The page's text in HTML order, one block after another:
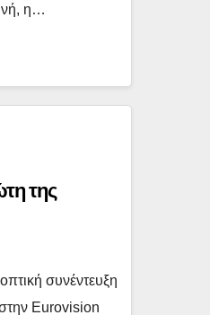
η…
της
συνέντευξη
Eurovision